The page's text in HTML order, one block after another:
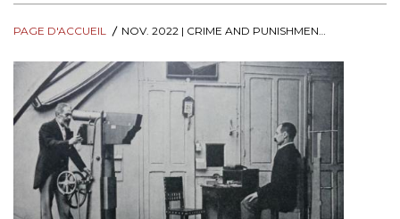
PAGE D'ACCUEIL NOV. 2022 | CRIME AND PUNISHMENT - CRIMES CHATIMENTS